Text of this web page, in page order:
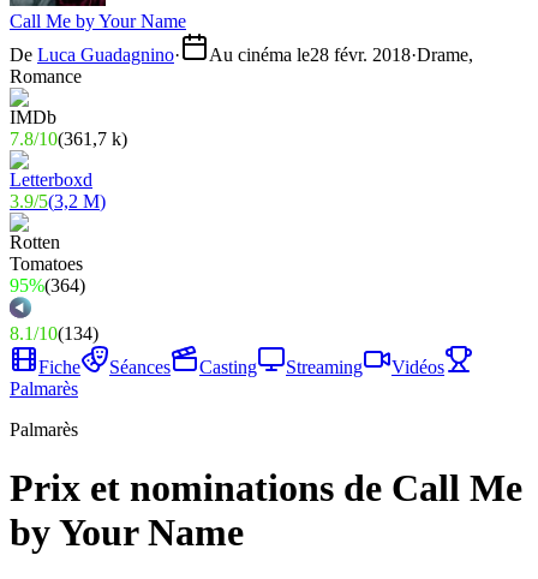
Call Me by Your Name
De Luca Guadagnino· Au cinéma le28 févr. 2018·Drame,
Romance
7.8/10(361,7 k)
3.9/5(3,2 M)
95%(364)
8.1/10(134)
Fiche
Séances Casting Streaming
Vidéos
Palmarès
Palmarès
Prix et nominations de Call Me
by Your Name